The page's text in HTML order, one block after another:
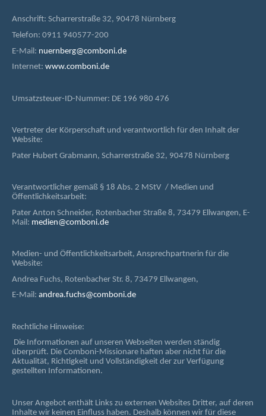
Anschrift: Scharrerstraße 32, 90478 Nürnberg
Telefon: 0911 940577-200
E-Mail: nuernberg@comboni.de
Internet: www.comboni.de
Umsatzsteuer-ID-Nummer: DE 196 980 476
Vertreter der Körperschaft und verantwortlich für den Inhalt der
Website:
Pater Hubert Grabmann, Scharrerstraße 32, 90478 Nürnberg
Verantwortlicher gemäß § 18 Abs. 2 MStV / Medien und
Öffentlichkeitsarbeit:
Pater Anton Schneider, Rotenbacher Straße 8, 73479 Ellwangen, E-
Mail: medien@comboni.de
Medien- und Öffentlichkeitsarbeit, Ansprechpartnerin für die
Website:
Andrea Fuchs, Rotenbacher Str. 8, 73479 Ellwangen,
E-Mail: andrea.fuchs@comboni.de
Rechtliche Hinweise:
Die Informationen auf unseren Webseiten werden ständig
überprüft. Die Comboni-Missionare haften aber nicht für die
Aktualität, Richtigkeit und Vollständigkeit der zur Verfügung
gestellten Informationen.
Unser Angebot enthält Links zu externen Websites Dritter, auf deren
Inhalte wir keinen Einfluss haben. Deshalb können wir für diese